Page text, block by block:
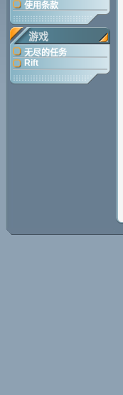
使用条款
游戏
无尽的任务
Rift